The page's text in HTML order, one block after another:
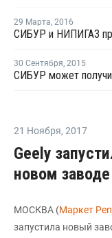
29 Марта, 2016
30 Сентября, 2015
21 Ноября, 2017
Geely
новом
МОСКВА (Маркет
запустила новый